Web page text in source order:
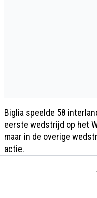
Biglia speelde 58
eerste wedstrijd op het
maar in de overige
actie.